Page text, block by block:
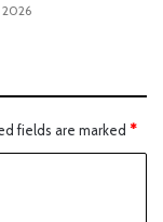
fields are marked *